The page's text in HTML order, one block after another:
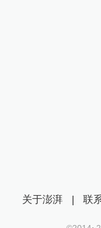
关于澎湃 | 联